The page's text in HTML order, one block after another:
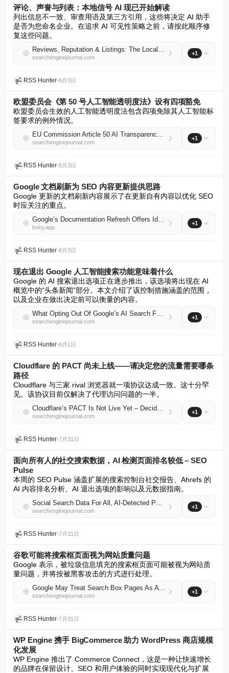
评论、声誉与列表：本地信号 AI 现已开始解读
列出信息不一致、审查用语及第三方引用，这些将决定 AI 助手
是否为您命名企业。在追求 AI 可见性策略之前，请按此顺序修
复这些问题。
Reviews, Reputation & Listings: The Local Signals AI Now Reads
searchenginejournal.com
+1
RSS Hunter•8月3日
欧盟委员会《第 50 号人工智能透明度法》设有四项豁免
欧盟委员会生效的人工智能透明度法包含四项免除其人工智能标
签要求的例外情况。
EU Commission Article 50 AI Transparency Law Has Four Exemptions
searchenginejournal.com
+1
RSS Hunter•8月3日
Google 文档刷新为 SEO 内容更新提供思路
Google 更新的文档刷新内容展示了在更新自有内容以优化 SEO
时应关注的重点。
Google’s Documentation Refresh Offers Ideas For SEO Content Updates
bsky.app
+1
RSS Hunter•8月3日
现在退出 Google 人工智能搜索功能意味着什么
Google 的 AI 搜索退出选项正在逐步推出，该选项将出现在 AI
概览中的“头条新闻”部分。本文介绍了该控制措施涵盖的范围，
以及企业在做出决定前可以衡量的内容。
What Opting Out Of Google’s AI Search Features Means Now
searchenginejournal.com
+1
RSS Hunter•8月1日
Cloudflare 的 PACT 尚未上线——请决定您的流量需要哪条
路径
Cloudflare 与三家 rival 浏览器就一项协议达成一致。这十分罕
见。该协议目前仅解决了代理访问问题的一半。
Cloudflare’s PACT Is Not Live Yet – Decide Which Track Your Traffic Needs
searchenginejournal.com
+1
RSS Hunter•7月31日
面向所有人的社交搜索数据，AI 检测页面排名较低 – SEO
Pulse
本周的 SEO Pulse 涵盖扩展的搜索控制台社交报告、Ahrefs 的
AI 内容排名分析、AI 退出选项的影响以及元数据指南。
Social Search Data For All, AI-Detected Pages Rank Lower – SEO Pulse
searchenginejournal.com
+1
RSS Hunter•7月31日
谷歌可能将搜索框页面视为网站质量问题
Google 表示，被垃圾信息填充的搜索框页面可能被视为网站质
量问题，并将按被黑客攻击的方式进行处理。
Google May Treat Search Box Pages As A Site Quality Issue
searchenginejournal.com
+1
RSS Hunter•7月31日
WP Engine 携手 BigCommerce 助力 WordPress 商店规模
化发展
WP Engine 推出了 Commerce Connect，这是一种让快速增长
的品牌在保留设计、SEO 和用户体验的同时实现现代化与扩展